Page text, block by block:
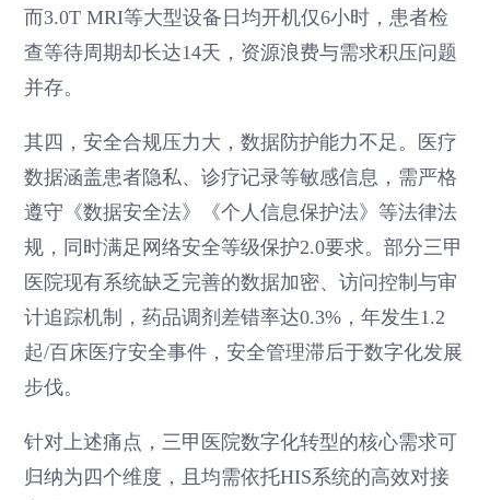
而3.0T MRI等大型设备日均开机仅6小时，患者检
查等待周期却长达14天，资源浪费与需求积压问题
并存。
其四，安全合规压力大，数据防护能力不足。医疗
数据涵盖患者隐私、诊疗记录等敏感信息，需严格
遵守《数据安全法》《个人信息保护法》等法律法
规，同时满足网络安全等级保护2.0要求。部分三甲
医院现有系统缺乏完善的数据加密、访问控制与审
计追踪机制，药品调剂差错率达0.3%，年发生1.2
起/百床医疗安全事件，安全管理滞后于数字化发展
步伐。
针对上述痛点，三甲医院数字化转型的核心需求可
归纳为四个维度，且均需依托HIS系统的高效对接